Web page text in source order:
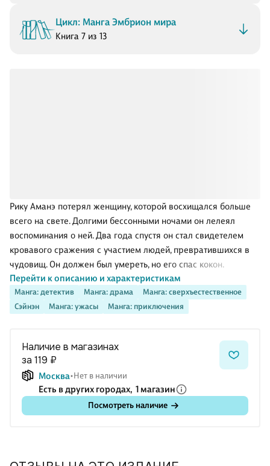
Цикл: Манга Эмбрион мира
Книга 7 из 13
Манга: детектив Манга: драма
Манга: сверхъестественное
Сэйнэн
Манга: ужасы Манга: приключения
Рику Аманэ потерял женщину, которой восхищался больше
всего на свете. Долгими бессонными ночами он лелеял
воспоминания о ней. Два года спустя он стал свидетелем
кровавого сражения с участием людей, превратившихся в
чудовищ. Он должен был умереть, но его спас кокон.
Рожденная коконом женщина как две капли воды походила
ну ту, что он потерял. С ее появлением начались поиски
истины. Поиски, в ходе которых так легко расстаться с
Перейти к описанию и характеристикам
Наличие в магазинах
за 119 ₽
Москва Нет в наличии
Есть в других городах, 1 магазин
Посмотреть наличие